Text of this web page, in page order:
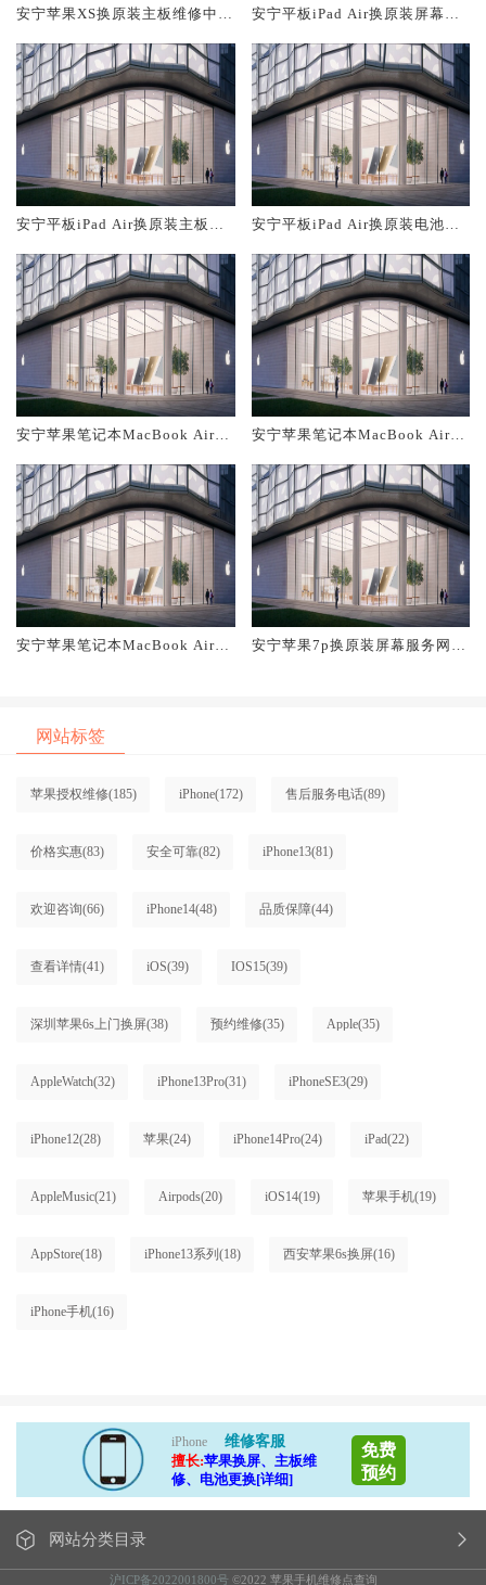
安宁苹果XS换原装主板维修中心
安宁平板iPad Air换原装屏幕服
安宁平板iPad Air换原装主板维
安宁平板iPad Air换原装电池维
安宁苹果笔记本MacBook Air换
安宁苹果笔记本MacBook Air换
安宁苹果笔记本MacBook Air换
安宁苹果7p换原装屏幕服务网点
网站标签
苹果授权维修(185) iPhone(172) 售后服务电话(89)
价格实惠(83) 安全可靠(82) iPhone13(81)
欢迎咨询(66) iPhone14(48) 品质保障(44)
查看详情(41) iOS(39) IOS15(39)
深圳苹果6s上门换屏(38) 预约维修(35) Apple(35)
AppleWatch(32) iPhone13Pro(31) iPhoneSE3(29)
iPhone12(28) 苹果(24) iPhone14Pro(24) iPad(22)
AppleMusic(21) Airpods(20) iOS14(19) 苹果手机(19)
AppStore(18) iPhone13系列 (18) 西安苹果6s换屏(16)
iPhone手机(16)
iPhone
维修客服
擅长:苹果换屏、主板维
修、电池更换[详细]
免费
预约
网站分类目录
沪ICP备2022001800号 ©2022 苹果手机维修点查询